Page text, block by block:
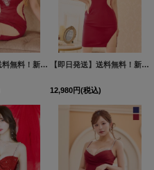
【即日発送】送料無料！新色登場！ビジューキャミソールミニドレス/キャバドレス 【XS-Mサイズ / 10カラー】[OF03-X] 【YN】dzw 【即日発送】送料無料！新色登場！ビジューキャミソールミニドレス/キャバドレス 【XS-Mサイズ / 10カラー】[OF03-X] 【YN】dzw
12,980円(税込)